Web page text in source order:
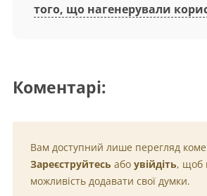
того, що нагенерували
Коментарі:
Вам доступний лише перегляд
Зареєструйтесь або увійдіть, щоб
можливість додавати свої думки.